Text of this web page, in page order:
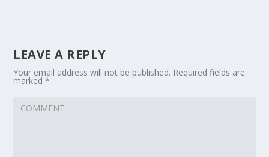
LEAVE A REPLY
Your email address will not be published. Required fields are
marked*